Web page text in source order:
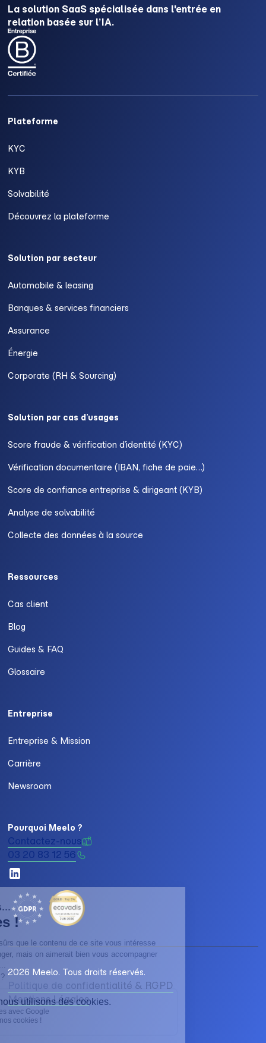
La solution SaaS spécialisée dans l'entrée en
relation basée sur l’IA.
Plateforme
KYC
KYB
Solvabilité
Découvrez la plateforme
Solution par secteur
Automobile & leasing
Banques & services financiers
Assurance
Énergie
Corporate (RH & Sourcing)
Solution par cas d’usages
Score fraude & vérification d’identité (KYC)
Vérification documentaire (IBAN, fiche de paie…)
Score de confiance entreprise & dirigeant (KYB)
Analyse de solvabilité
Collecte des données à la source
Ressources
Cas client
Blog
Guides & FAQ
Glossaire
Entreprise
Entreprise & Mission
Carrière
Newsroom
Pourquoi Meelo ?
Contactez-nous
03 20 83 12 56
2026 Meelo. Tous droits réservés.
Politique de confidentialité & RGPD
Mentions Légales